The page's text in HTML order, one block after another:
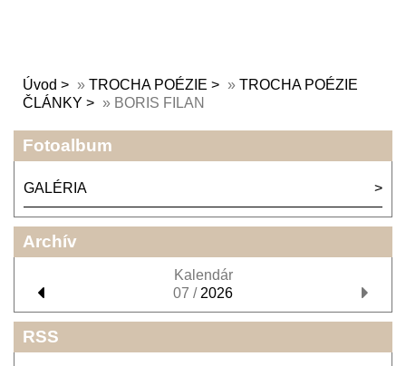
Úvod » TROCHA POÉZIE » TROCHA POÉZIE
ČLÁNKY
» BORIS FILAN
Fotoalbum
GALÉRIA
Archív
Kalendár
07 / 2026
RSS